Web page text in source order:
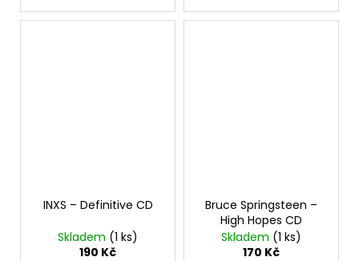
INXS – Definitive CD
Skladem (1 ks)
190 Kč
Bruce Springsteen –
High Hopes CD
Skladem (1 ks)
170 Kč